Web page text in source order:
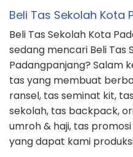
Beli Tas Sekolah Kota
Beli Tas Sekolah Kota
sedang mencari Beli Tas
Padangpanjang? Salam
tas yang membuat
ransel, tas seminat kit,
sekolah, tas backpack,
umroh & haji, tas
yang dapat kami